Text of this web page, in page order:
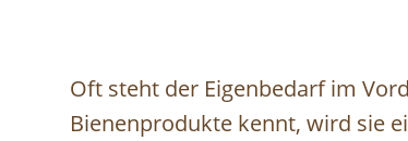
Oft steht der Eigenbedarf im
Bienenprodukte kennt, wird sie